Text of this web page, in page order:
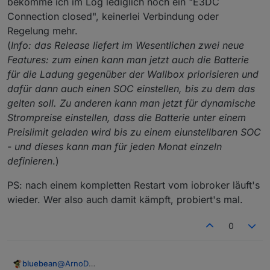
e3dc-rscp.0
javascript.0
2024-07-09 12:33:24.008 warn
javascript.0
e3dc-rscp.0
2024-07-09 12:33:23.157 warn Unknown tag:
2024-07-09 12:33:21.162 warn Unknown tag:
Unknown tag:
2024-07-09 12:33:35.162	warn	Unknown
e3dc-rscp.0
2024-07-09 12:33:33.196	warn	Unknown tag:
2024-07-09 12:33:31.166	warn	Unknown tag:
javascript.0
2024-07-09 12:33:30.015	warn
javascript.0
2024-07-09 12:33:30.015	info
2024-07-09 12:33:29.167	warn	Unknown tag:
e3dc-rscp.0
Connection closed", keinerlei Verbindung oder
Regelung mehr.
(Info: das Release liefert im Wesentlichen zwei neue
Features: zum einen kann man jetzt auch die Batterie
für die Ladung gegenüber der Wallbox priorisieren und
dafür dann auch einen SOC einstellen, bis zu dem das
gelten soll. Zu anderen kann man jetzt für dynamische
Strompreise einstellen, dass die Batterie unter einem
Preislimit geladen wird bis zu einem eiunstellbaren SOC
- und dieses kann man für jeden Monat einzeln
definieren.)
PS: nach einem kompletten Restart vom iobroker läuft's
wieder. Wer also auch damit kämpft, probiert's mal.
0
bluebean@ArnoD